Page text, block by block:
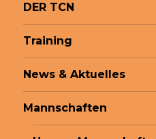
DER TCN
Training
News & Aktuelles
Mannschaften